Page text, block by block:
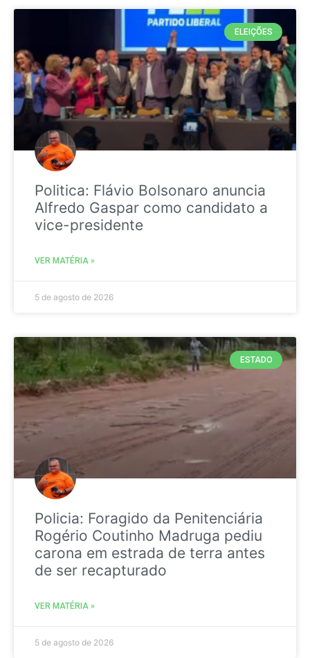
ELEIÇÕES
Politica: Flávio Bolsonaro anuncia
Alfredo Gaspar como candidato a
vice-presidente
VER MATÉRIA »
5 de agosto de 2026
ESTADO
Policia: Foragido da Penitenciária
Rogério Coutinho Madruga pediu
carona em estrada de terra antes
de ser recapturado
VER MATÉRIA »
5 de agosto de 2026